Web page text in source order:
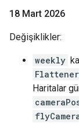
18 Mart 2026
Değişiklikler:
weekly
Haritalar